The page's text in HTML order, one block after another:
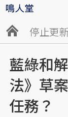
停止更
藍綠和
法》草
任務？